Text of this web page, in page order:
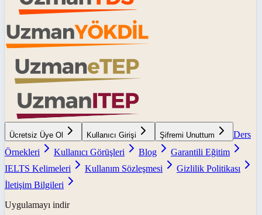
Ücretsiz Üye Ol Kullanıcı Girişi Şifremi Unuttum
Ders
Örnekleri
Kullanıcı Görüşleri Blog
Garantili Eğitim
IELTS Kelimeleri
Kullanım Sözleşmesi
Gizlilik Politikası
İletişim Bilgileri
Uygulamayı indir